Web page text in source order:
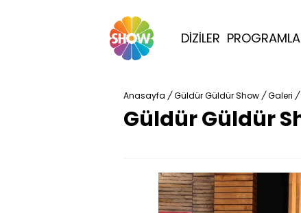
DİZİLER
Anasayfa / Güldür Güldür Show / Galeri /
Güldür Güldür